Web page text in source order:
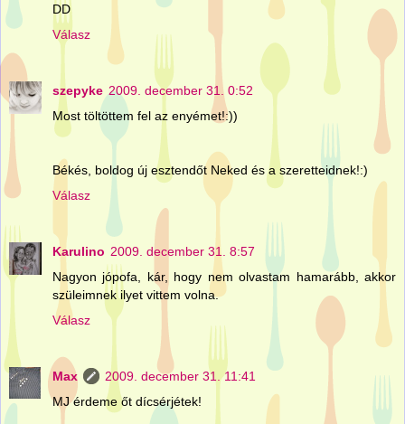
DD
Válasz
szepyke 2009. december 31. 0:52
Most töltöttem fel az enyémet!:))
Békés, boldog új esztendőt Neked és a szeretteidnek!:)
Válasz
Karulino 2009. december 31. 8:57
Nagyon jópofa, kár, hogy nem olvastam hamarább, akkor
szüleimnek ilyet vittem volna.
Válasz
Max
2009. december 31. 11:41
MJ érdeme őt dícsérjétek!